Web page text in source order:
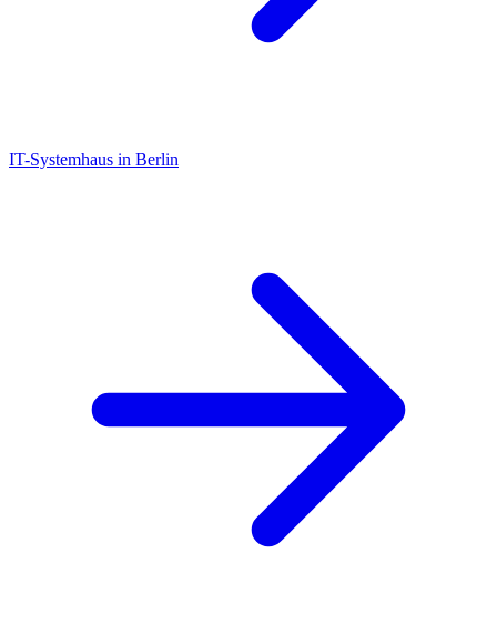
IT-Systemhaus in Berlin